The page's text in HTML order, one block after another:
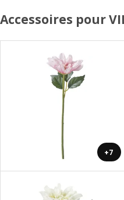
Accessoires pour
+7